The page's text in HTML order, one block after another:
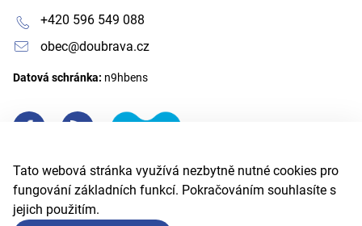
Tato webová stránka využívá nezbytně nutné cookies pro
fungování základních funkcí. Pokračováním souhlasíte s
jejich použitím.
+420 596 549 088
obec@doubrava.cz
Datová schránka: n9hbens